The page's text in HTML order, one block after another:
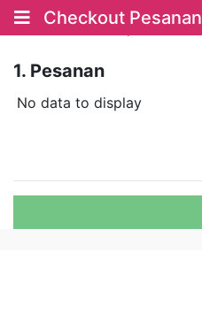
Checkout Pesanan
Kembali Belanja
1. Pesanan
No data to display